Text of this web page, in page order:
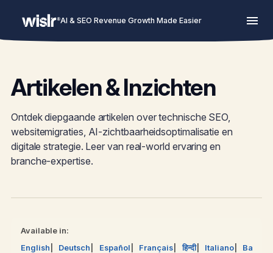
AI & SEO Revenue Growth Made Easier
Artikelen & Inzichten
Ontdek diepgaande artikelen over technische SEO,
websitemigraties, AI-zichtbaarheidsoptimalisatie en
digitale strategie. Leer van real-world ervaring en
branche-expertise.
Available in:
English
Deutsch Español Français हिन्दी Italiano